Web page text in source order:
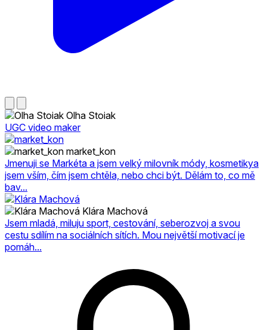
Olha Stoiak
UGC video maker
market_kon
Jmenuji se Markéta a jsem velký milovník módy, kosmetikya
jsem vším, čím jsem chtěla, nebo chci být. Dělám to, co mě
bav...
Klára Machová
Jsem mladá, miluju sport, cestování, seberozvoj a svou
cestu sdílím na sociálních sítích. Mou největší motivací je
pomáh...